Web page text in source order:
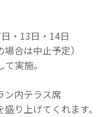
・13日・14日
合は中止予定）
実施。
内テラス席
り上げてくれます。